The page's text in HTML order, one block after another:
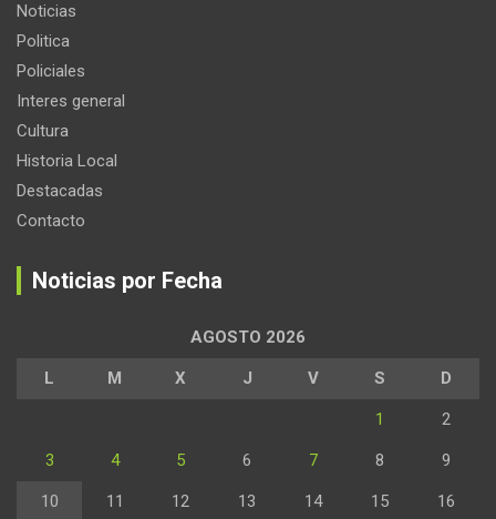
Noticias
Politica
Policiales
Interes general
Cultura
Historia Local
Destacadas
Contacto
Noticias por Fecha
AGOSTO 2026
L M X J V S D
1 2
3 4 5 6 7 8 9
10 11 12 13 14 15 16